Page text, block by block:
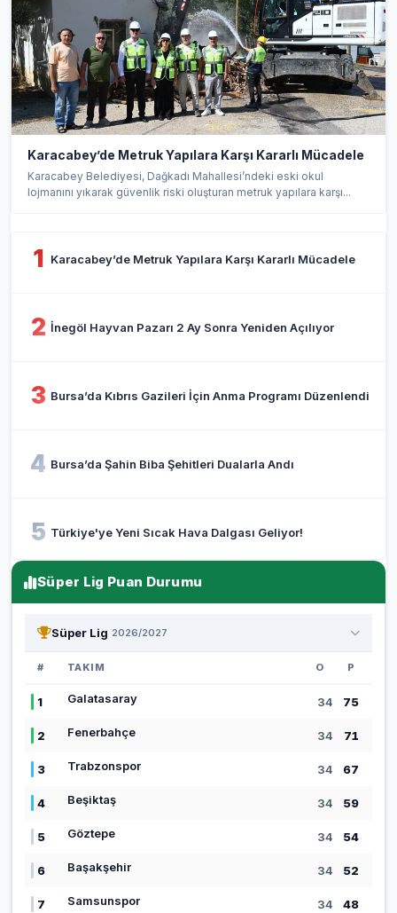
Karacabey’de Metruk Yapılara Karşı Kararlı Mücadele
Karacabey Belediyesi, Dağkadı Mahallesi’ndeki eski okul
lojmanını yıkarak güvenlik riski oluşturan metruk yapılara karşı...
1 Karacabey’de Metruk Yapılara Karşı Kararlı Mücadele
2 İnegöl Hayvan Pazarı 2 Ay Sonra Yeniden Açılıyor
3 Bursa’da Kıbrıs Gazileri İçin Anma Programı Düzenlendi
4 Bursa’da Şahin Biba Şehitleri Dualarla Andı
5 Türkiye'ye Yeni Sıcak Hava Dalgası Geliyor!
Süper Lig Puan Durumu
Süper Lig 2026/2027
# TAKIM O P
1 Galatasaray 34 75
2 Fenerbahçe 34 71
3 Trabzonspor 34 67
4 Beşiktaş 34 59
5 Göztepe 34 54
6 Başakşehir 34 52
7 Samsunspor 34 48